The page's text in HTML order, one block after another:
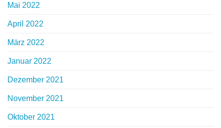
Mai 2022
April 2022
März 2022
Januar 2022
Dezember 2021
November 2021
Oktober 2021